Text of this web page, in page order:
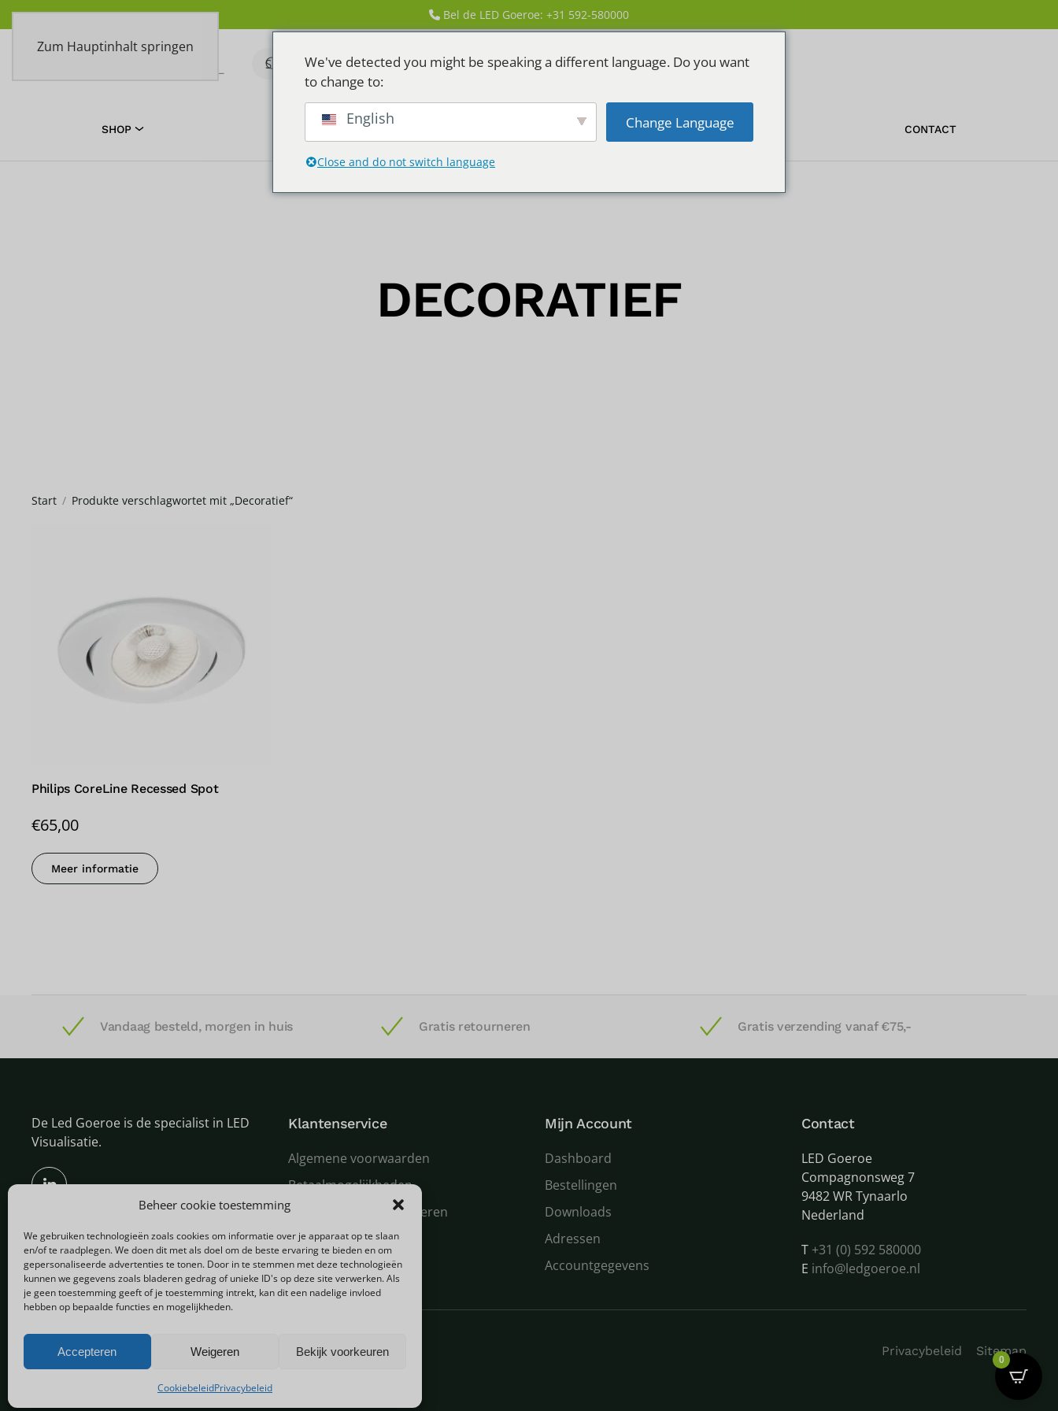
Beheer cookie toestemming
We gebruiken technologieën zoals cookies om informatie over je apparaat op te slaan
en/of te raadplegen. We doen dit met als doel om de beste ervaring te bieden en om
gepersonaliseerde advertenties te tonen. Door in te stemmen met deze technologieën
kunnen we gegevens zoals bladeren gedrag of unieke ID's op deze site verwerken. Als
je geen toestemming geeft of je toestemming intrekt, kan dit een nadelige invloed
hebben op bepaalde functies en mogelijkheden.
Accepteren Weigeren Bekijk voorkeuren
CookiebeleidPrivacybeleid
Zum Hauptinhalt springen
Bel de LED Goeroe: +31 592-580000
SHOP TOEPASSINGEN OFFERTE CONTACT
DECORATIEF
Start Produkte verschlagwortet mit „Decoratief“
Philips CoreLine Recessed Spot
€65,00
Meer informatie
Vandaag besteld, morgen in huis Gratis retourneren Gratis verzending vanaf €75,-
De Led Goeroe is de specialist in LED
Visualisatie.
Klantenservice
Algemene voorwaarden
Betaalmogelijkheden
Verzenden en retourneren
Garantie en service
Over ons
Mijn Account
Dashboard
Bestellingen
Downloads
Adressen
Accountgegevens
Contact
LED Goeroe
Compagnonsweg 7
9482 WR Tynaarlo
Nederland
T +31 (0) 592 580000
E info@ledgoeroe.nl
Copyright © 2025 - Alle rechten voorbehouden Privacybeleid Sitemap
We've detected you might be speaking a different language. Do you want
to change to:
English Change Language
Close and do not switch language
0